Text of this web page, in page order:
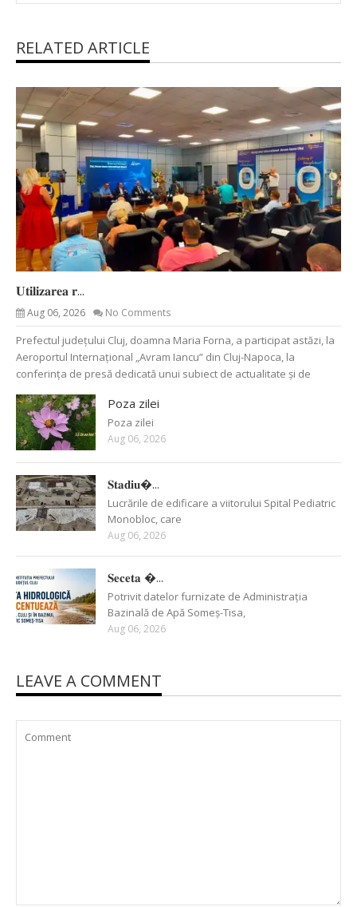
RELATED ARTICLE
𝐔𝐭𝐢𝐥𝐢𝐳𝐚𝐫𝐞𝐚 𝐫...
Aug 06, 2026 No Comments
Prefectul județului Cluj, doamna Maria Forna, a participat astăzi, la
Aeroportul Internațional „Avram Iancu” din Cluj-Napoca, la
conferința de presă dedicată unui subiect de actualitate și de
Poza zilei
Poza zilei
Aug 06, 2026
𝐒𝐭𝐚𝐝𝐢𝐮�...
Lucrările de edificare a viitorului Spital Pediatric
Monobloc, care
Aug 06, 2026
𝐒𝐞𝐜𝐞𝐭𝐚 �...
Potrivit datelor furnizate de Administrația
Bazinală de Apă Someș-Tisa,
Aug 06, 2026
LEAVE A COMMENT